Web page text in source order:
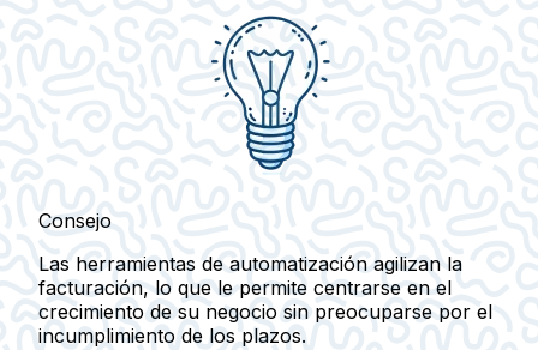
Consejo
Las herramientas de automatización agilizan la
facturación, lo que le permite centrarse en el
crecimiento de su negocio sin preocuparse por el
incumplimiento de los plazos.